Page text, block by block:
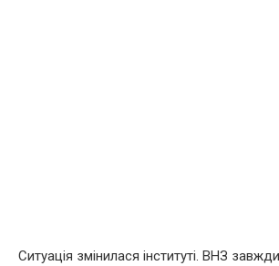
Ситуація змінилася інституті. ВНЗ